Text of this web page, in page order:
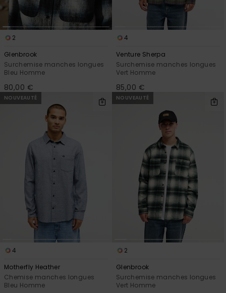
2
Glenbrook
Surchemise manches longues
Bleu Homme
80,00 €
4
Venture Sherpa
Surchemise manches longues
Vert Homme
85,00 €
NOUVEAUTÉ
4
Motherfly Heather
Chemise manches longues
Bleu Homme
NOUVEAUTÉ
2
Glenbrook
Surchemise manches longues
Vert Homme